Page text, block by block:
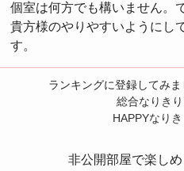
個室は何方でも構いません。
貴方様のやりやすいようにし
す。
ランキングに登録してみ
総合なりき
HAPPYなり
非公開部屋で楽し